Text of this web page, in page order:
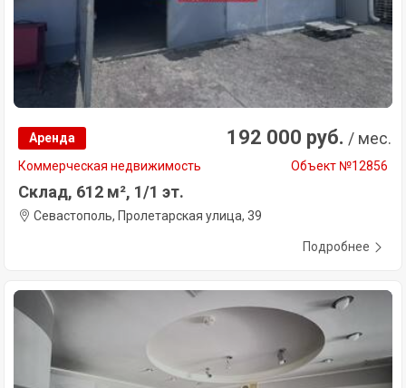
Аренда 192 000 руб. / мес.
Коммерческая недвижимость Объект №12856
Склад, 612 м², 1/1 эт.
Севастополь, Пролетарская улица, 39
Подробнее